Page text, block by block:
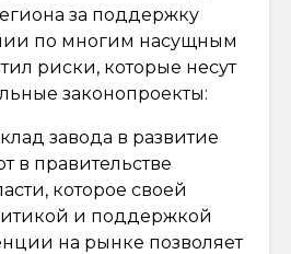
за поддержку
по многим насущным
риски, которые несут
законопроекты:
завода в развитие
в правительстве
которое своей
и поддержкой
на рынке позволяет